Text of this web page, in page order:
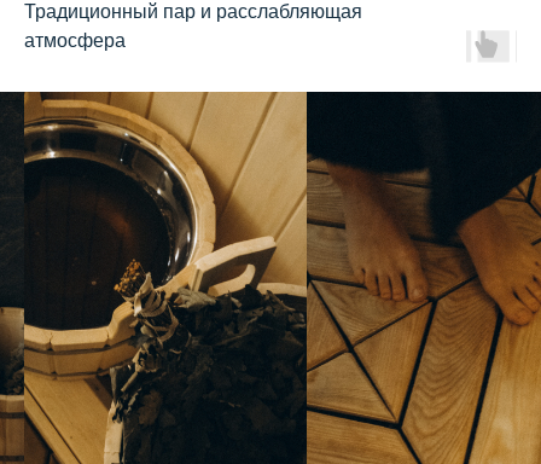
Традиционный пар и расслабляющая
атмосфера